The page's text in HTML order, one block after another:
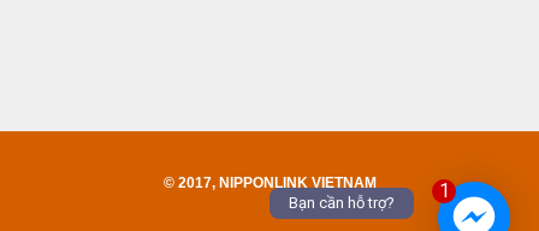
1
Bạn cần hỗ trợ?
© 2017, NIPPONLINK VIETNAM